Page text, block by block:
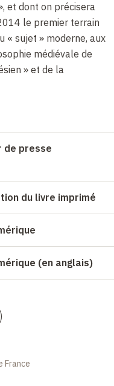
et dont on précisera
le premier terrain
« sujet » moderne, aux
médiévale de
» et de la
de presse
du livre imprimé
(en anglais)
France